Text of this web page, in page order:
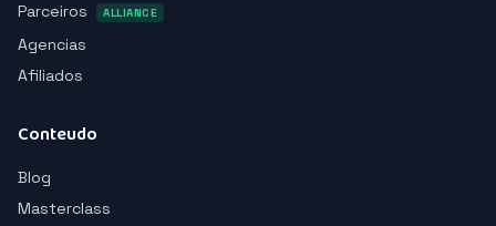
Parceiros
ALLIANCE
Agencias
Afiliados
Conteudo
Blog
Masterclass